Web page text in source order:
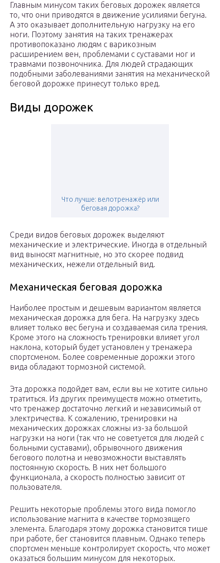
Главным минусом таких беговых дорожек является
то, что они приводятся в движение усилиями бегуна.
А это оказывает дополнительную нагрузку на его
ноги. Поэтому занятия на таких тренажерах
противопоказано людям с варикозным
расширением вен, проблемами с суставами ног и
травмами позвоночника. Для людей страдающих
подобными заболеваниями занятия на механической
беговой дорожке принесут только вред.
Виды дорожек
Что лучше: велотренажёр или
беговая дорожка?
Среди видов беговых дорожек выделяют
механические и электрические. Иногда в отдельный
вид выносят магнитные, но это скорее подвид
механических, нежели отдельный вид.
Механическая беговая дорожка
Наиболее простым и дешевым вариантом является
механическая дорожка для бега. На нагрузку здесь
влияет только вес бегуна и создаваемая сила трения.
Кроме этого на сложность тренировки влияет угол
наклона, который будет установлен у тренажера
спортсменом. Более современные дорожки этого
вида обладают тормозной системой.
Эта дорожка подойдет вам, если вы не хотите сильно
тратиться. Из других преимуществ можно отметить,
что тренажер достаточно легкий и независимый от
электричества. К сожалению, тренировки на
механических дорожках сложны из-за большой
нагрузки на ноги (так что не советуется для людей с
больными суставами), обрывочного движения
бегового полотна и невозможности выставлять
постоянную скорость. В них нет большого
функционала, а скорость полностью зависит от
пользователя.
Решить некоторые проблемы этого вида помогло
использование магнита в качестве тормозящего
элемента. Благодаря этому дорожка становится тише
при работе, бег становится плавным. Однако теперь
спортсмен меньше контролирует скорость, что может
оказаться большим минусом для некоторых.